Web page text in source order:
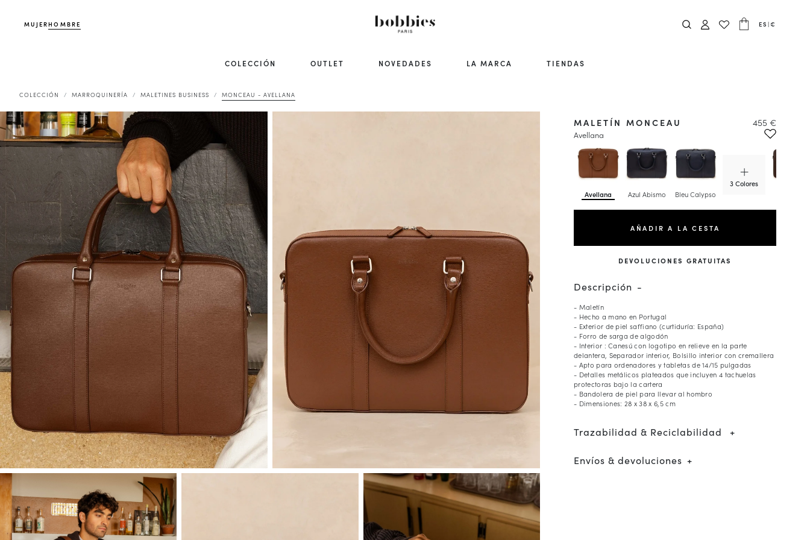
MUJERHOMBRE ES |€
COLECCIÓN OUTLET NOVEDADES LA MARCA TIENDAS
COLECCIÓN MARROQUINERÍA MALETINES BUSINESS MONCEAU - AVELLANA
Avellana Azul Abismo Bleu Calypso
3 Colores
MALETÍN MONCEAU
Avellana
455 €
AÑADIR A LA CESTA
DEVOLUCIONES GRATUITAS
Descripción
- Maletín
- Hecho a mano en Portugal
- Exterior de piel saffiano (curtiduría: España)
- Forro de sarga de algodón
- Interior : Canesú con logotipo en relieve en la parte
delantera, Separador interior, Bolsillo interior con cremallera
- Apto para ordenadores y tabletas de 14/15 pulgadas
- Detalles metálicos plateados que incluyen 4 tachuelas
protectoras bajo la cartera
- Bandolera de piel para llevar al hombro
- Dimensiones: 28 x 38 x 6,5 cm
Trazabilidad & Reciclabilidad
Envíos & devoluciones